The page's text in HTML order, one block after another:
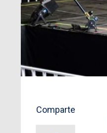
Comparte